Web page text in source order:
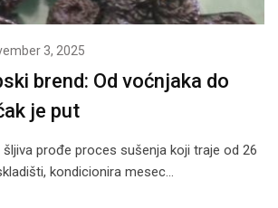
3, 2025
brend: Od voćnjaka do
je put
prođe proces sušenja koji traje od 26
kondicionira mesec…